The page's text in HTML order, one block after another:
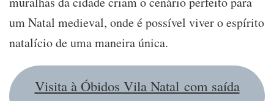
um Natal medieval, onde é possível viver o espírito
natalício de uma maneira única.
Visita à Óbidos Vila Natal com saída